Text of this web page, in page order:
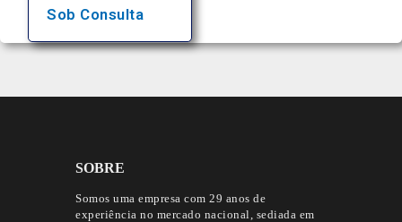
Sob Consulta
SOBRE
Somos uma empresa com 29 anos de
experiência no mercado nacional, sediada em